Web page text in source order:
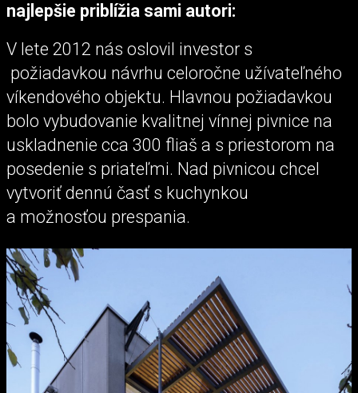
najlepšie priblížia sami autori:
V lete 2012 nás oslovil investor s
požiadavkou návrhu celoročne užívateľného
víkendového objektu. Hlavnou požiadavkou
bolo vybudovanie kvalitnej vínnej pivnice na
uskladnenie cca 300 fliaš a s priestorom na
posedenie s priateľmi. Nad pivnicou chcel
vytvoriť dennú časť s kuchynkou
a možnosťou prespania.